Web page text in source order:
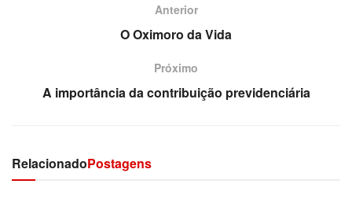
Anterior
O Oximoro da Vida
Próximo
A importância da contribuição previdenciária
RelacionadoPostagens